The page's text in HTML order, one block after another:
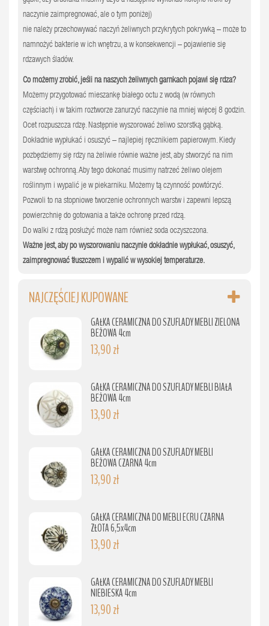
naczynie zaimpregnować, ale o tym poniżej)
nie należy przechowywać naczyń żeliwnych przykrytych pokrywką – może to
namnożyć bakterie w ich wnętrzu, a w konsekwencji – pojawienie się
rdzawych śladów.
Co możemy zrobić, jeśli na naszych żeliwnych garnkach pojawi się rdza?
Możemy przygotować mieszankę białego octu z wodą (w równych
częściach) i w takim roztworze zanurzyć naczynie na mniej więcej 8 godzin.
Ocet rozpuszcza rdzę. Następnie wyszorować żeliwo szorstką gąbką.
Dokładnie wypłukać i osuszyć – najlepiej ręcznikiem papierowym. Kiedy
pozbędziemy się rdzy na żeliwie równie ważne jest, aby stworzyć na nim
warstwę ochronną. Aby tego dokonać musimy natrzeć żeliwo olejem
roślinnym i wypalić je w piekarniku. Możemy tą czynność powtórzyć.
Pozwoli to na stopniowe tworzenie ochronnych warstw i zapewni lepszą
powierzchnię do gotowania a także ochronę przed rdzą.
Do walki z rdzą posłużyć może nam również soda oczyszczona.
Ważne jest, aby po wyszorowaniu naczynie dokładnie wypłukać, osuszyć,
zaimpregnować tłuszczem i wypalić w wysokiej temperaturze.
NAJCZĘŚCIEJ KUPOWANE
GAŁKA CERAMICZNA DO SZUFLADY MEBLI ZIELONA
BEŻOWA 4cm
13,90 zł
GAŁKA CERAMICZNA DO SZUFLADY MEBLI BIAŁA
BEŻOWA 4cm
13,90 zł
GAŁKA CERAMICZNA DO SZUFLADY MEBLI
BEŻOWA CZARNA 4cm
13,90 zł
GAŁKA CERAMICZNA DO MEBLI ECRU CZARNA
ZŁOTA 6,5x4cm
13,90 zł
GAŁKA CERAMICZNA DO SZUFLADY MEBLI
NIEBIESKA 4cm
13,90 zł